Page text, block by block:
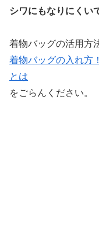
シワにもなりにくい
着物バッグの活用方
着物バッグの入れ方
とは
をごらんください。